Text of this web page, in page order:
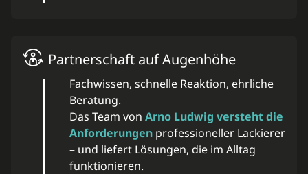
Partnerschaft auf Augenhöhe
Fachwissen, schnelle Reaktion, ehrliche
Beratung.
Das Team von Arno Ludwig versteht die
Anforderungenprofessioneller Lackierer
– und liefert Lösungen, die im Alltag
funktionieren.